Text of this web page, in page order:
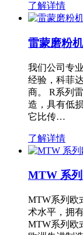
了解详情
雷蒙磨粉机
我们公司专
经验，科菲
商。 R系列
造，具有低
它比传…
了解详情
MTW 系
MTW系列欧
术水平，拥
MTW系列欧